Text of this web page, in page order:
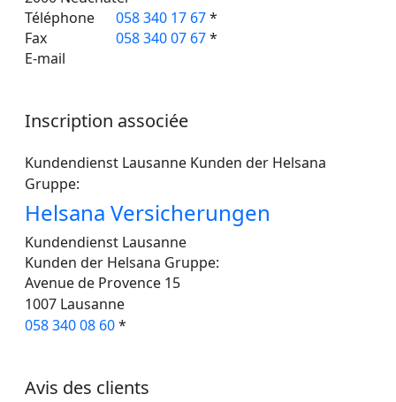
Téléphone
058 340 17 67*
Fax
058 340 07 67*
E-mail
Inscription associée
Kundendienst Lausanne Kunden der Helsana
Gruppe:
Helsana Versicherungen
Kundendienst Lausanne
Kunden der Helsana Gruppe:
Avenue de Provence 15
1007 Lausanne
058 340 08 60*
Avis des clients